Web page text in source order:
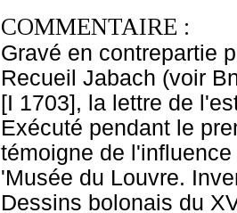
COMMENTAIRE :
Gravé en contrepartie
Recueil Jabach (voir
[I 1703], la lettre de
Exécuté pendant le
témoigne de
'Musée du Louvre.
Dessins bolonais du